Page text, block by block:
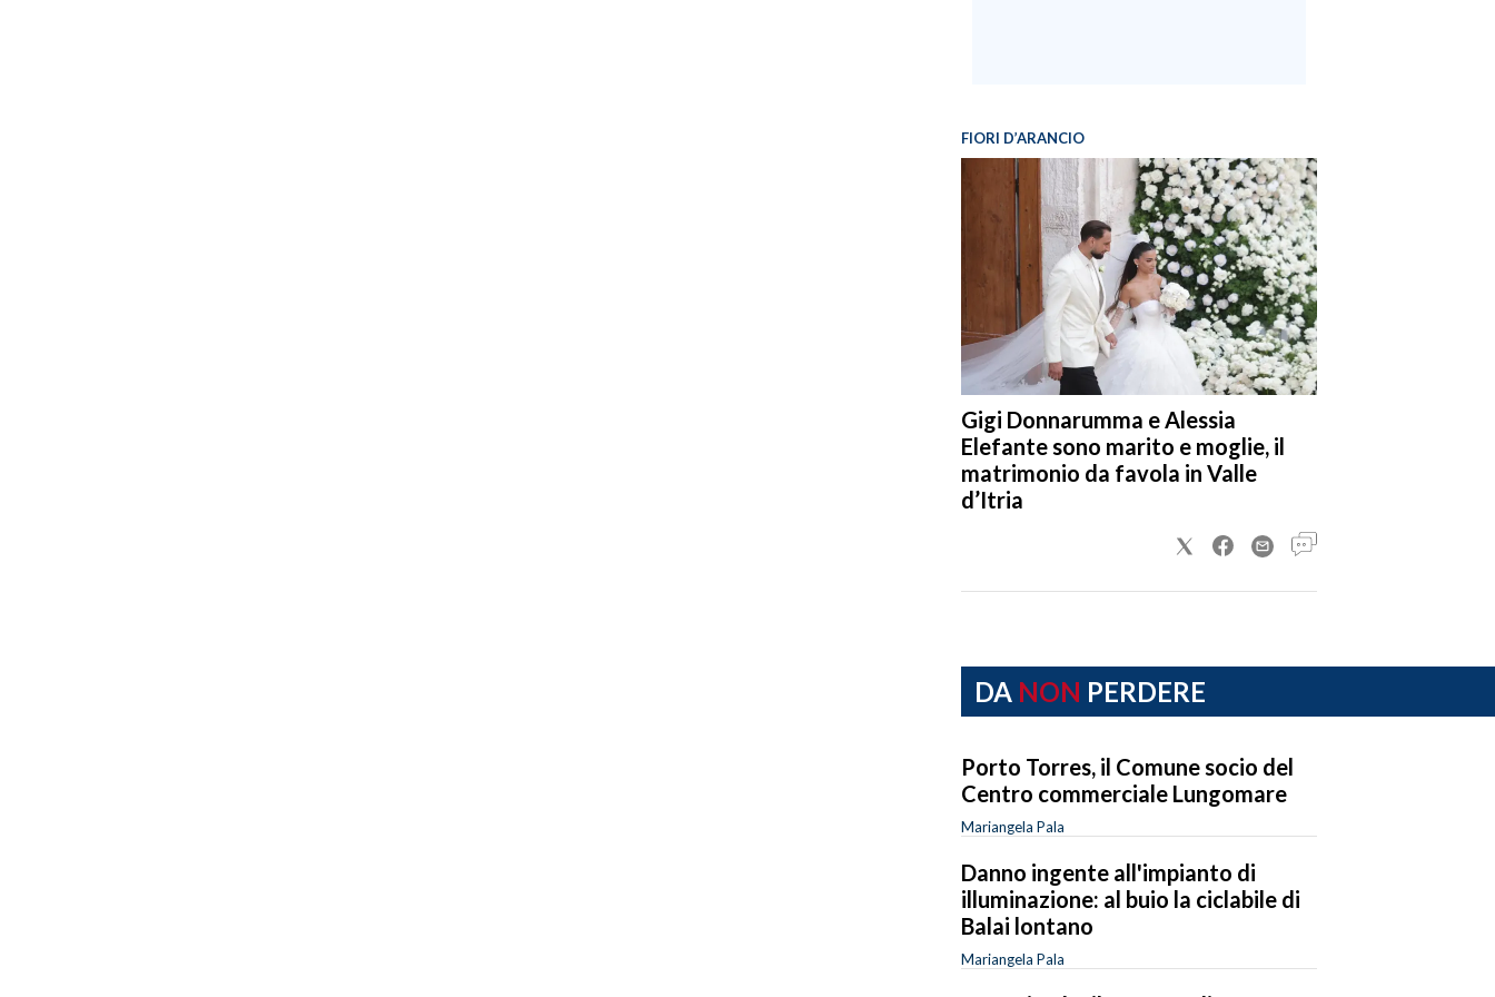
FIORI D’ARANCIO
Gigi Donnarumma e Alessia
Elefante sono marito e moglie, il
matrimonio da favola in Valle
d’Itria
DA NON PERDERE
Porto Torres, il Comune socio del
Centro commerciale Lungomare
Mariangela Pala
Danno ingente all'impianto di
illuminazione: al buio la ciclabile di
Balai lontano
Mariangela Pala